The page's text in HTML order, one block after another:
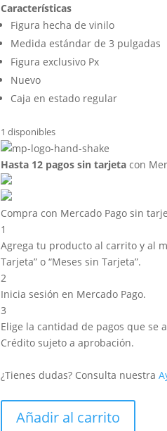
Características
Figura hecha de vinilo
Medida estándar de 3 pulgadas
Figura exclusivo Px
Nuevo
Caja en estado regular
1 disponibles
Hasta 12 pagos sin tarjetacon
Compra con Mercado Pago sin
1
Agrega tu producto al carrito y al
Tarjeta” o “Meses sin Tarjeta”.
2
Inicia sesión en Mercado Pago.
3
Elige la cantidad de pagos que se
Crédito sujeto a aprobación.
¿Tienes dudas? Consulta nuestra
popAñadir al carrito